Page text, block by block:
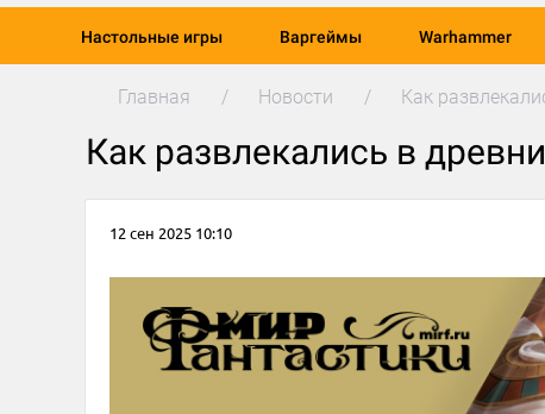
Настольные игры Варгеймы Warhammer
Главная Новости Как
Как развлекались в
12 сен 2025 10:10